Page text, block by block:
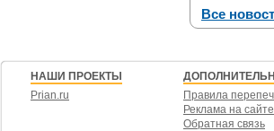
Все
НАШИ ПРОЕКТЫ
Prian.ru
Правила
Реклама на сайте
Обратная связь